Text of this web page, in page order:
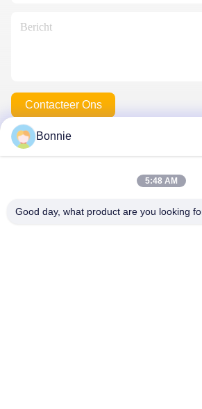
Contacteer Ons
spelden van de douanerevers
Bonnie
5:48 AM
Good day, what product are you looking